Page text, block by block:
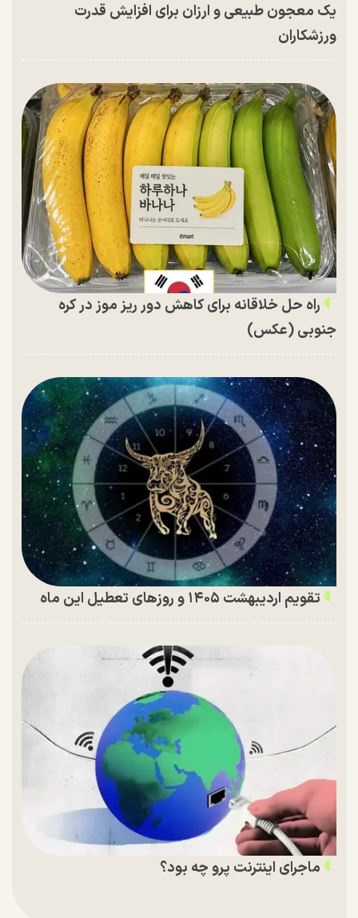
یک معجون طبیعی و ارزان برای افزایش قدرت
ورزشکاران
راه حل خلاقانه برای کاهش دور ریز موز در کره
جنوبی (عکس)
تقویم اردیبهشت ۱۴۰۵ و روز‌های تعطیل این ماه
ماجرای اینترنت پرو چه بود؟